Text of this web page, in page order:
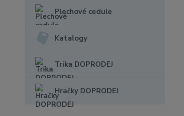
Plechové cedule
Katalogy
Trika DOPRODEJ
Hračky DOPRODEJ